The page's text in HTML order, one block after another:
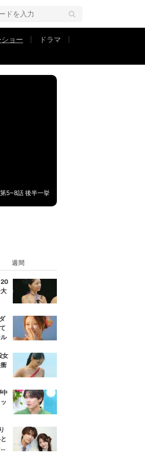
ョー
ドラマ
オ混乱「かわいすぎる！何やこいつ！」『
5~8話 後半一挙
週間
20
女